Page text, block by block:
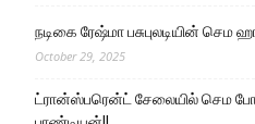
நடிகை ரேஷ்மா பசுபுலடியின் செம
October 29, 2025
ட்ரான்ஸ்பரென்ட் சேலையில் செம